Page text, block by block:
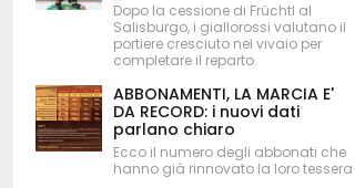
Dopo la cessione di Früchtl al
Salisburgo, i giallorossi valutano il
portiere cresciuto nel vivaio per
completare il reparto.
ABBONAMENTI, LA MARCIA E'
DA RECORD: i nuovi dati
parlano chiaro
Ecco il numero degli abbonati che
hanno già rinnovato la loro tessera